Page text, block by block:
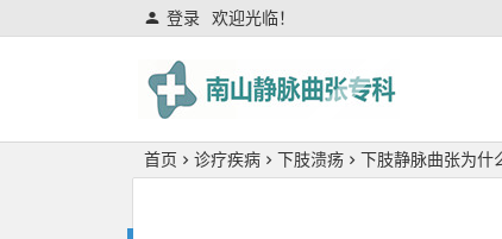
欢迎光临！
登录
首页 诊疗疾病 下肢溃疡 下肢静脉曲张为什